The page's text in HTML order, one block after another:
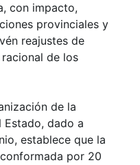
con impacto,
provinciales y
reajustes de
de los
de la
dado a
establece que la
por 20